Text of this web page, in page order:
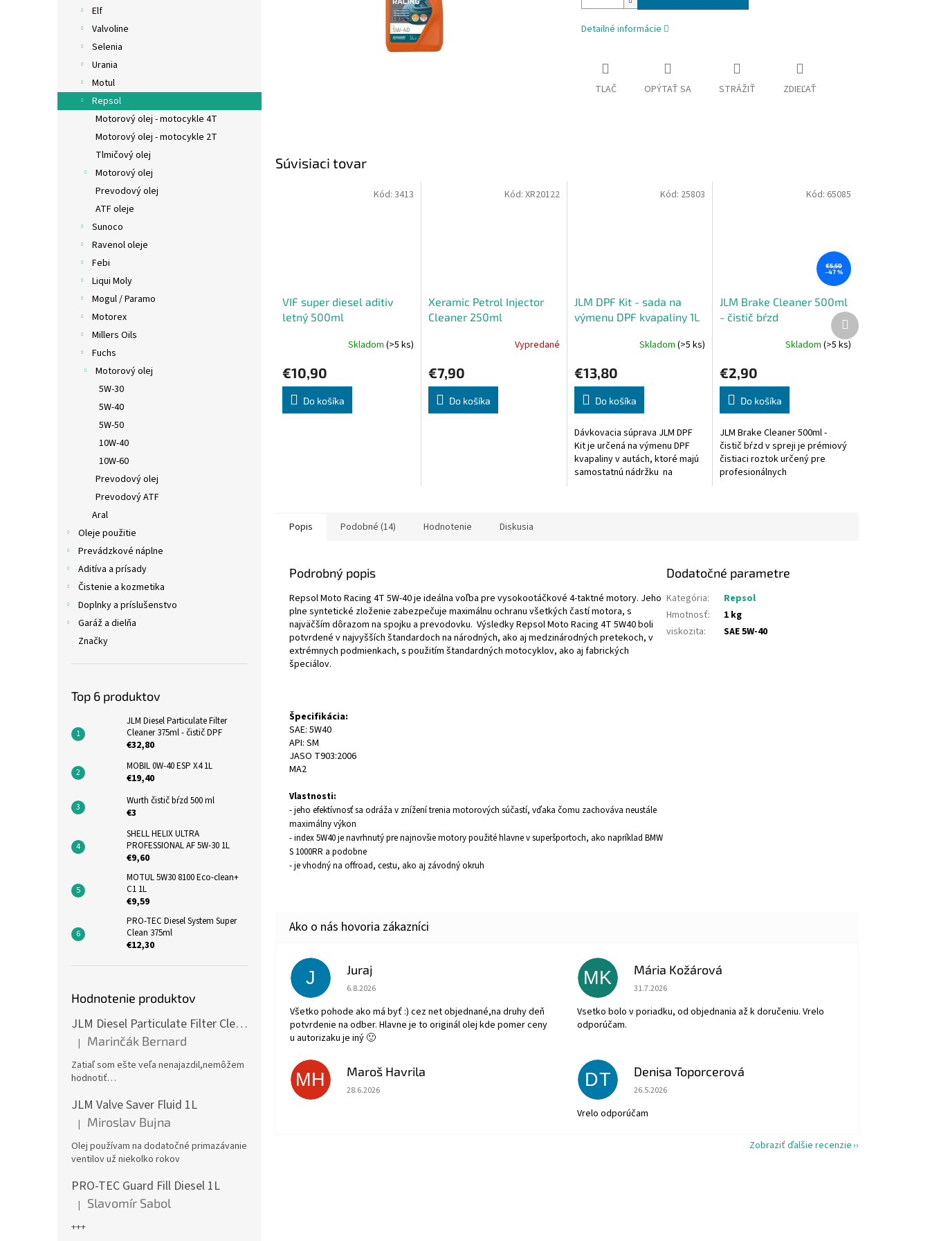
Elf
Valvoline
Selenia
Urania
Motul
Repsol
Motorový olej - motocykle 4T
Motorový olej - motocykle 2T
Tlmičový olej
Motorový olej
Prevodový olej
ATF oleje
Sunoco
Ravenol oleje
Febi
Liqui Moly
Mogul / Paramo
Motorex
Millers Oils
Fuchs
Motorový olej
5W-30
5W-40
5W-50
10W-40
10W-60
Prevodový olej
Prevodový ATF
Aral
Oleje použitie
Prevádzkové náplne
Aditíva a prísady
Čistenie a kozmetika
Doplnky a príslušenstvo
Garáž a dielňa
Značky
Top 6 produktov
JLM Diesel Particulate Filter
Cleaner 375ml - čistič DPF
€32,80
MOBIL 0W-40 ESP X4 1L
€19,40
Wurth čistič bŕzd 500 ml
€3
SHELL HELIX ULTRA
PROFESSIONAL AF 5W-30 1L
€9,60
MOTUL 5W30 8100 Eco-clean+
C1 1L
€9,59
PRO-TEC Diesel System Super
Clean 375ml
€12,30
Hodnotenie produktov
JLM Diesel Particulate Filter Cleaner 375ml - čistič DPF
Hodnotenie produktu je 5 z 5 hviezdičiek.
| Marinčák Bernard
Zatiaľ som ešte veľa nenajazdil,nemôžem
hodnotiť…
JLM Valve Saver Fluid 1L
Hodnotenie produktu je 5 z 5 hviezdičiek.
| Miroslav Bujna
Olej používam na dodatočné primazávanie
ventilov už niekolko rokov
PRO-TEC Guard Fill Diesel 1L
Hodnotenie produktu je 5 z 5 hviezdičiek.
| Slavomír Sabol
+++
Detailné informácie
TLAČ OPÝTAŤ SA STRÁŽIŤ ZDIEĽAŤ
Súvisiaci tovar
VIF super diesel aditiv
letný 500ml
Skladom (>5 ks)
€10,90
Do košíka
Kód: 3413
Xeramic Petrol Injector
Cleaner 250ml
Vypredané
€7,90
Do košíka
Kód: XR20122
JLM DPF Kit - sada na
výmenu DPF kvapaliny 1L
Skladom(>5 ks)
€13,80
Do košíka
Dávkovacia súprava JLM DPF
Kit je určená na výmenu DPF
kvapaliny v autách, ktoré majú
samostatnú nádržku na
Kód: 25803
€5,50
–47 %
JLM Brake Cleaner 500ml
- čistič bŕzd
Skladom (>5 ks)
€2,90
Do košíka
JLM Brake Cleaner 500ml -
čistič bŕzd v spreji je prémiový
čistiaci roztok určený pre
profesionálnych
Kód: 65085
Ďalší
produkt
Popis Podobné (14) Hodnotenie Diskusia
Podrobný popis
Repsol Moto Racing 4T 5W-40 je ideálna voľba pre vysokootáčkové 4-taktné motory. Jeho
plne syntetické zloženie zabezpečuje maximálnu ochranu všetkých častí motora, s
najväčším dôrazom na spojku a prevodovku. Výsledky Repsol Moto Racing 4T 5W40 boli
potvrdené v najvyšších štandardoch na národných, ako aj medzinárodných pretekoch, v
extrémnych podmienkach, s použitím štandardných motocyklov, ako aj fabrických
špeciálov.
Špecifikácia:
SAE: 5W40
API: SM
JASO T903:2006
MA2
Vlastnosti:
- jeho efektívnosť sa odráža v znížení trenia motorových súčastí, vďaka čomu zachováva neustále
maximálny výkon
- index 5W40 je navrhnutý pre najnovšie motory použité hlavne v superšportoch, ako napríklad BMW
S 1000RR a podobne
- je vhodný na offroad, cestu, ako aj závodný okruh
Dodatočné parametre
Kategória:
Repsol
Hmotnosť:
1 kg
viskozita: SAE 5W-40
J Juraj
Hodnotenie obchodu je 5 z 5 hviezdičiek.
6.8.2026
Všetko pohode ako má byť :) cez net objednané,na druhy deň
potvrdenie na odber. Hlavne je to originál olej kde pomer ceny
u autorizaku je iný 🙂
MK Mária Kožárová
Hodnotenie obchodu je 5 z 5 hviezdičiek.
31.7.2026
Vsetko bolo v poriadku, od objednania až k doručeniu. Vrelo
odporúčam.
MH Maroš Havrila
Hodnotenie obchodu je 5 z 5 hviezdičiek.
28.6.2026
DT Denisa Toporcerová
Hodnotenie obchodu je 5 z 5 hviezdičiek.
26.5.2026
Vrelo odporúčam
Zobraziť ďalšie recenzie